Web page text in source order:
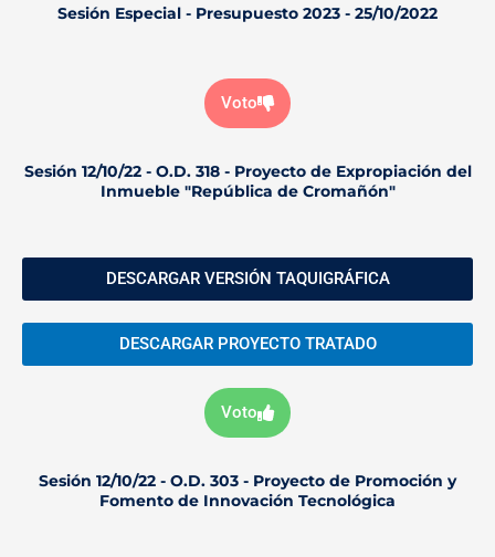
Sesión Especial - Presupuesto 2023 - 25/10/2022
Voto
Sesión 12/10/22 - O.D. 318 - Proyecto de Expropiación del
Inmueble "República de Cromañón"
DESCARGAR VERSIÓN TAQUIGRÁFICA
DESCARGAR PROYECTO TRATADO
Voto
Sesión 12/10/22 - O.D. 303 - Proyecto de Promoción y
Fomento de Innovación Tecnológica